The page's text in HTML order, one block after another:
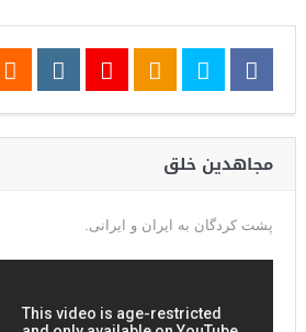
مجاهدین خلق
پشت کردگان به ایران و ایرانی.